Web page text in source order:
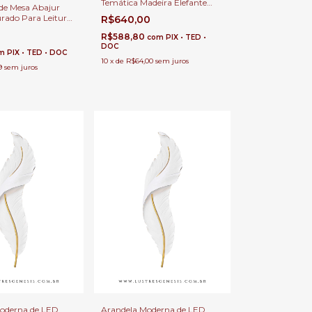
Mesa Abajur
Para Leitura,
e
PIX • TED • DOC
sem juros
Temática Madeira Elefante
Ø32x36cm LED Integrado 6w
Para Área Gourmet, Sala e
Hall
R$640,00
R$588,80 com PIX • TED •
DOC
10 x de R$64,00 sem juros
de LED
Arandela Moderna de LED